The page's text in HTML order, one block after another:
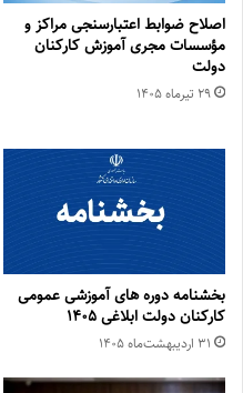
اصلاح ضوابط اعتبارسنجی مراکز و
مؤسسات مجری آموزش کارکنان
دولت
۲۹ تیر‌ماه ۱۴۰۵
بخشنامه دوره های آموزشی عمومی
کارکنان دولت ابلاغی ۱۴۰۵
۳۱ اردیبهشت‌ماه ۱۴۰۵